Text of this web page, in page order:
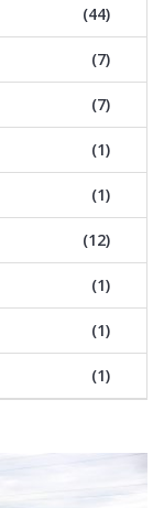
(44)
(7)
(7)
(1)
(1)
(12)
(1)
(1)
(1)